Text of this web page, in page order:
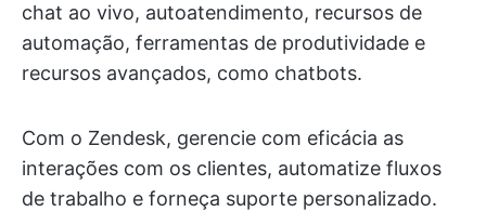
chat ao vivo, autoatendimento, recursos de
automação, ferramentas de produtividade e
recursos avançados, como chatbots.
Com o Zendesk, gerencie com eficácia as
interações com os clientes, automatize fluxos
de trabalho e forneça suporte personalizado.